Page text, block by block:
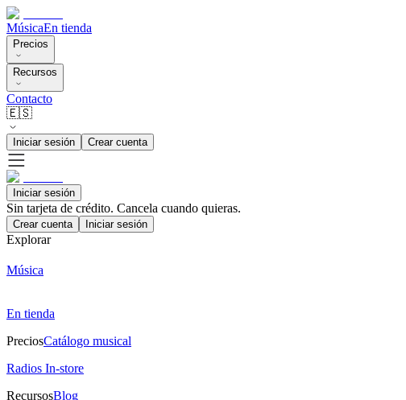
MúsicaEn tienda
Precios
Recursos
Contacto
🇪🇸
Iniciar sesión Crear cuenta
Iniciar sesión
Sin tarjeta de crédito. Cancela cuando quieras.
Crear cuenta Iniciar sesión
Explorar
Música
En tienda
PreciosCatálogo musical
Radios In-store
RecursosBlog